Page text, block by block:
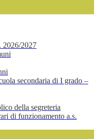
2026/2027
secondaria di I grado –
della segreteria
di funzionamento a.s.